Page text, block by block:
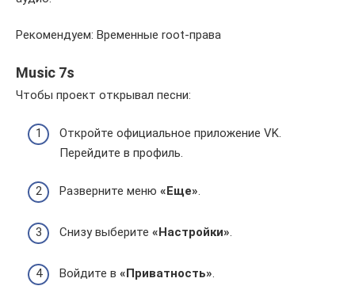
Рекомендуем: Временные root-права
Music 7s
Чтобы проект открывал песни:
Откройте официальное приложение VK.
Перейдите в профиль.
Разверните меню «Еще».
Снизу выберите «Настройки».
Войдите в «Приватность».